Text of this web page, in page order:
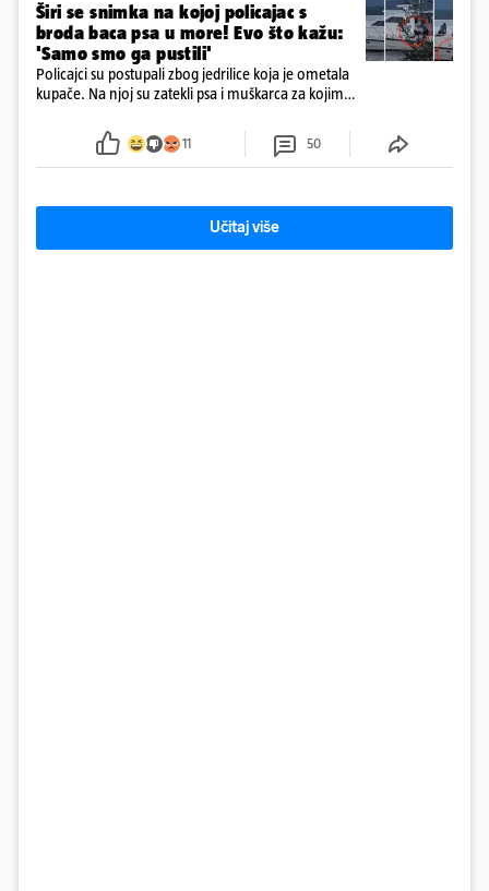
Širi se snimka na kojoj policajac s
broda baca psa u more! Evo što kažu:
'Samo smo ga pustili'
Policajci su postupali zbog jedrilice koja je ometala
kupače. Na njoj su zatekli psa i muškarca za kojim
ga uhitili, a psa je preuzeo komunalni redar
11 50
Učitaj više